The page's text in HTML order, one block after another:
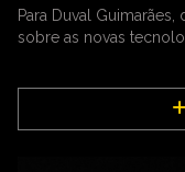
Para Duval
sobre as novas